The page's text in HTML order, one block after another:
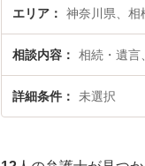
る相模原市内の弁護士に相
エリア 神奈川県、相
相談内容 相続・遺言
詳細条件 未選択